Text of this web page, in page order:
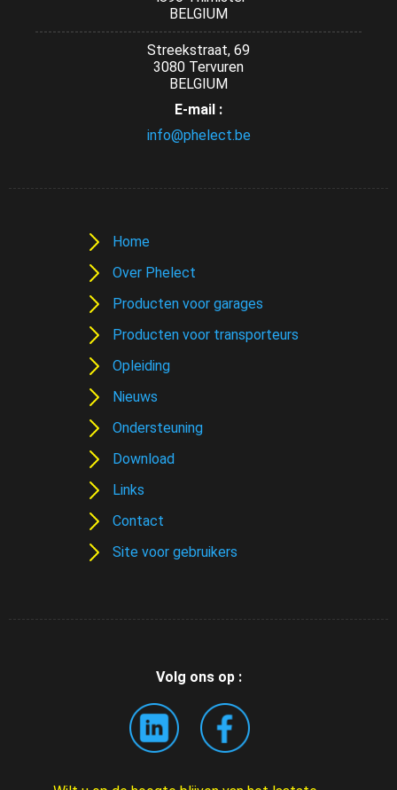
BELGIUM
Streekstraat, 69
3080 Tervuren
BELGIUM
E-mail :
info@phelect.be
Home
Over Phelect
Producten voor garages
Producten voor transporteurs
Opleiding
Nieuws
Ondersteuning
Download
Links
Contact
Site voor gebruikers
Volg ons op :